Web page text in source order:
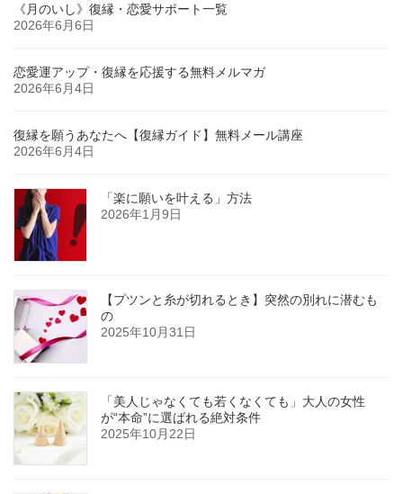
《月のいし》復縁・恋愛サポート一覧
2026年6月6日
恋愛運アップ・復縁を応援する無料メルマガ
2026年6月4日
復縁を願うあなたへ【復縁ガイド】無料メール講座
2026年6月4日
「楽に願いを叶える」方法
2026年1月9日
【プツンと糸が切れるとき】突然の別れに潜むも
の
2025年10月31日
「美人じゃなくても若くなくても」大人の女性
が“本命”に選ばれる絶対条件
2025年10月22日